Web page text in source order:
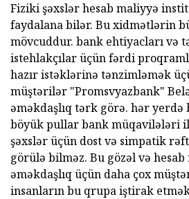
Fiziki şəxslər hesab maliyyə
faydalana bilər. Bu xidmətlərin
mövcuddur. bank ehtiyacları və
istehlakçılar üçün fərdi
hazır istəklərinə tənzimləmək
müştərilər "Promsvyazbank"
əməkdaşlıq tərk görə. hər yerdə
böyük pullar bank müqavilələri
şəxslər üçün dost və simpatik
görülə bilməz. Bu gözəl və
əməkdaşlıq üçün daha çox
insanların bu qrupa iştirak